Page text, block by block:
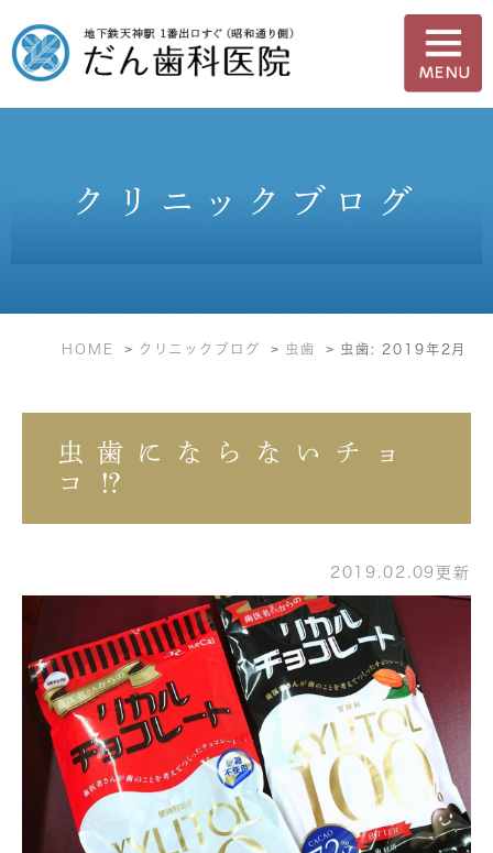
クリニックブログ
HOME クリニックブログ 虫歯 虫歯: 2019年2月
虫歯にならないチョ
コ⁉
2019.02.09更新